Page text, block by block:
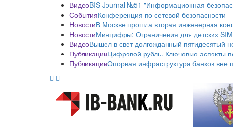
ВидеоBIS Journal №51 "Информационная
СобытияКонференция по сетевой безопасности
НовостиВ Москве прошла вторая инженерная
НовостиМинцифры: Ограничения для детских
ВидеоВышел в свет долгожданный пятидесятый
ПубликацииЦифровой рубль. Ключевые аспекты
ПубликацииОпорная инфраструктура банков вне